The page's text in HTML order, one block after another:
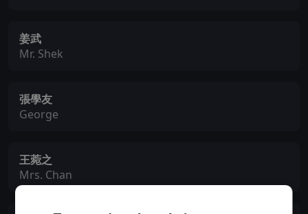
姜武
Mr. Shek
張學友
George
王菀之
Mrs. Chan